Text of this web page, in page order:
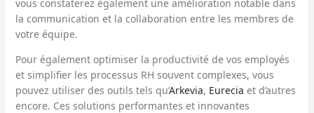
vous constaterez également une amélioration notable dans
la communication et la collaboration entre les membres de
votre équipe.
Pour également optimiser la productivité de vos employés
et simplifier les processus RH souvent complexes, vous
pouvez utiliser des outils tels qu’Arkevia, Eurecia et d’autres
encore. Ces solutions performantes et innovantes